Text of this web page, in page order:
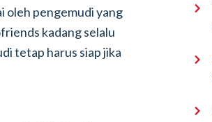
oleh pengemudi yang
kadang selalu
tetap harus siap jika